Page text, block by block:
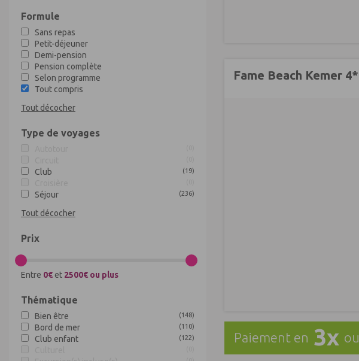
Formule
Sans repas
Petit-déjeuner
Demi-pension
Pension complète
Selon programme
Tout compris
Tout décocher
Type de voyages
Club (19)
Séjour (236)
Tout décocher
Prix
Entre 0€ et 2500€ ou plus
Thématique
Bien être (148)
Bord de mer (110)
Club enfant (122)
Fame Beach Kemer 4*
Paiement en 3x ou